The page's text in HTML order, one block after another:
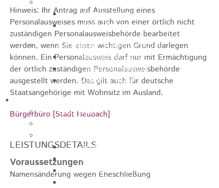
Wahlen Aktuell
Wahlinformation
Nachhaltige Stadtentwicklung
Heubach gestalten
Online Beteiligung
Zukunfts Team
Freizeit / Tourismus
Gastgeber
Schloss
Miedermuseum
Heimatmuseum
Hinweis: Ihr Antrag auf Ausstellung eines
Personalausweises muss auch von einer örtlich nicht
zuständigen Personalausweisbehörde bearbeitet
werden, wenn Sie einen wichtigen Grund darlegen
können. Ein Personalausweis darf nur mit Ermächtigung
der örtlich zuständigen Personalausweisbehörde
ausgestellt werden. Das gilt auch für deutsche
Staatsangehörige mit Wohnsitz im Ausland.
Bürgerbüro [Stadt Heubach]
LEISTUNGSDETAILS
Voraussetzungen
Namensänderung wegen Eheschließung